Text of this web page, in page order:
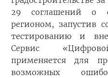
29 соглашений о
регионом, запустив
тестированию и
Сервис
применяется для
возможных